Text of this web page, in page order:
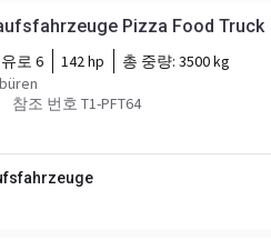
Pizza Food Truck
유로 6 142 hp 총 중량: 3500 kg
참조 번호 T1-PFT64